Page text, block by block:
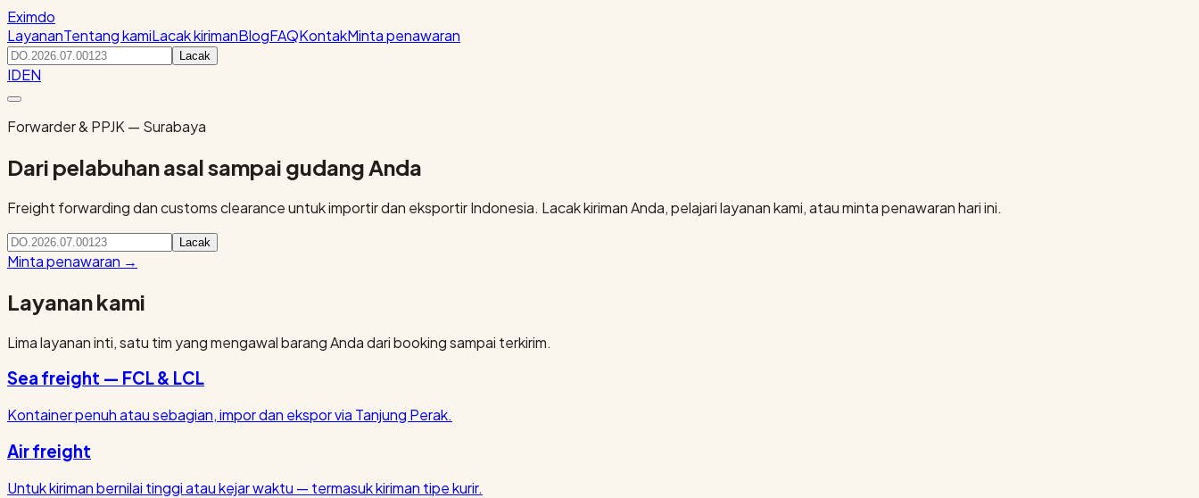
Eximdo
LayananTentang kamiLacak kirimanBlogFAQKontakMinta penawaran
Lacak
IDEN
Forwarder & PPJK — Surabaya
Dari pelabuhan asal sampai gudang Anda
Freight forwarding dan customs clearance untuk importir dan eksportir Indonesia. Lacak kiriman Anda, pelajari layanan kami, atau minta penawaran hari ini.
Lacak
Minta penawaran →
Layanan kami
Lima layanan inti, satu tim yang mengawal barang Anda dari booking sampai terkirim.
Sea freight — FCL & LCL
Kontainer penuh atau sebagian, impor dan ekspor via Tanjung Perak.
Air freight
Untuk kiriman bernilai tinggi atau kejar waktu — termasuk kiriman tipe kurir.